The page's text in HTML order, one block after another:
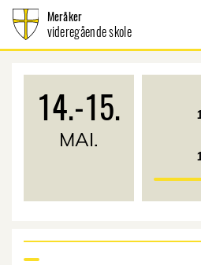
Meråker
videregående skole
14.-15.
MAI.